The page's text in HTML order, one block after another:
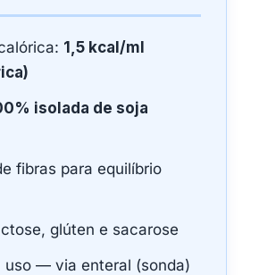
1,5 kcal/ml
isolada de soja
fibras para equilíbrio
glúten e sacarose
uso — via enteral (sonda)